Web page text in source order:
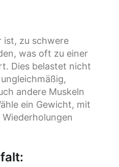
ist, zu schwere
was oft zu einer
Dies belastet nicht
andere Muskeln
ein Gewicht, mit
: